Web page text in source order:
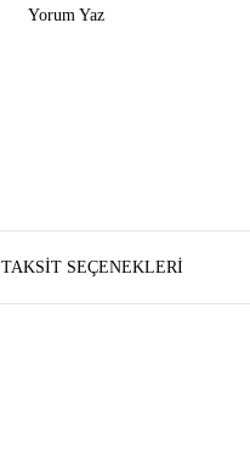
Yorum Yaz
TAKSIT SEÇENEKLERI